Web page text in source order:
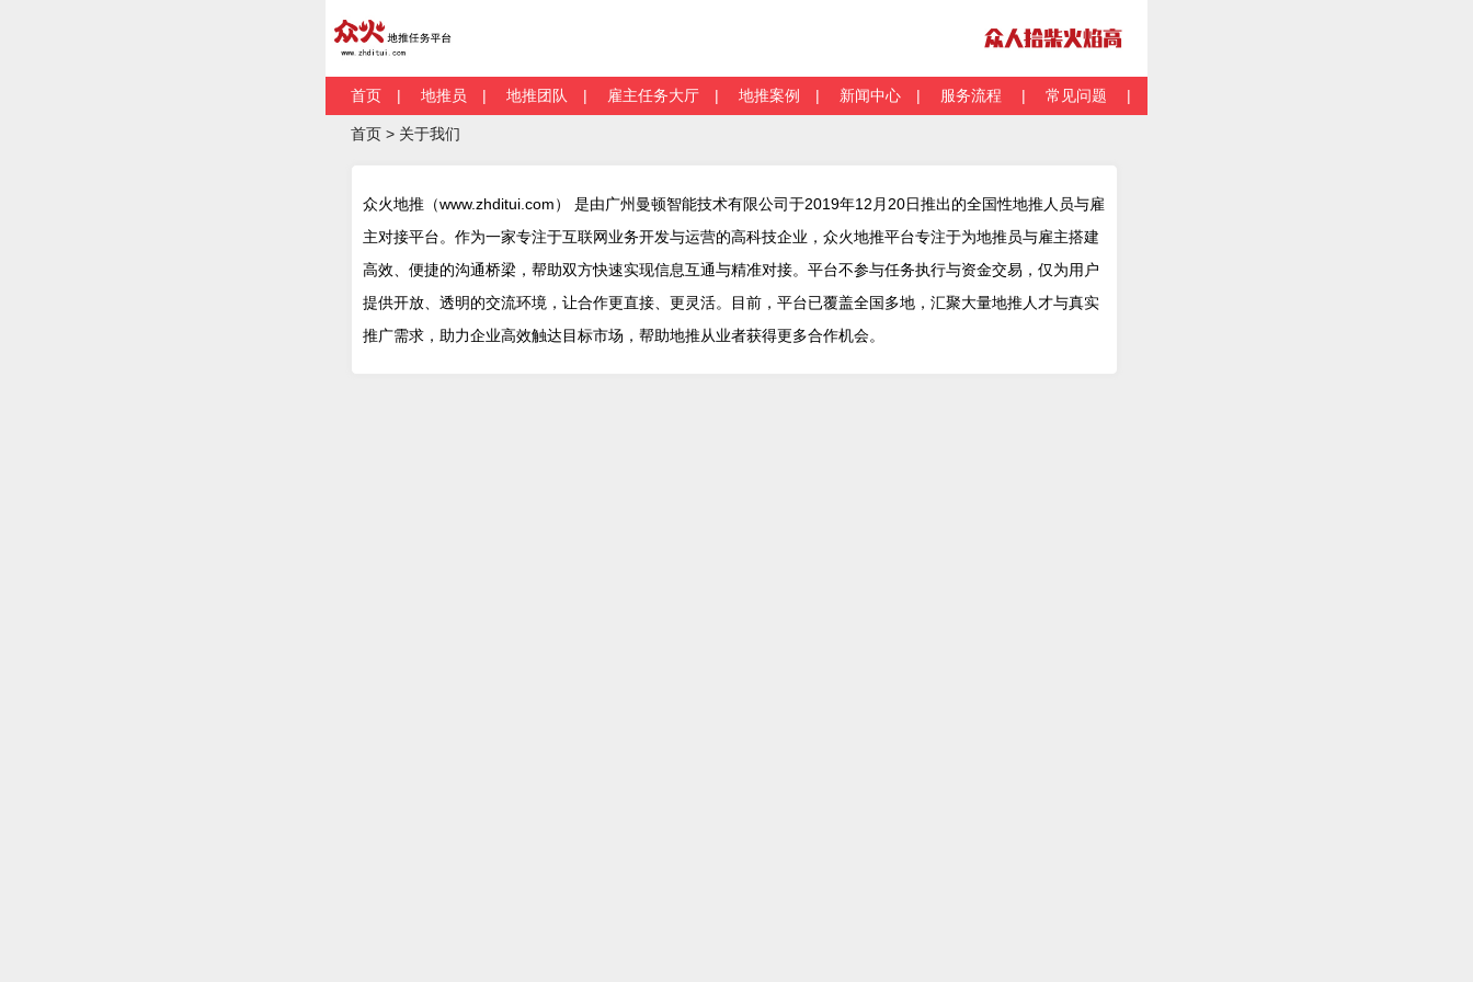
首页| 地推员 | 地推团队 | 雇主任务大厅| 地推案例 | 新闻中心| 服务流程 | 常见问题 |
首页 > 关于我们
众火地推（www.zhditui.com） 是由广州曼顿智能技术有限公司于2019年12月20日推出的全国性地推人员与雇
主对接平台。作为一家专注于互联网业务开发与运营的高科技企业，众火地推平台专注于为地推员与雇主搭建
高效、便捷的沟通桥梁，帮助双方快速实现信息互通与精准对接。平台不参与任务执行与资金交易，仅为用户
提供开放、透明的交流环境，让合作更直接、更灵活。目前，平台已覆盖全国多地，汇聚大量地推人才与真实
推广需求，助力企业高效触达目标市场，帮助地推从业者获得更多合作机会。